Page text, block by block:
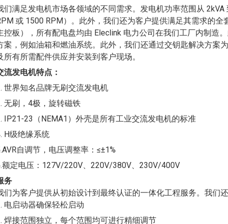
们满足发电机市场各领域的不同需求。发电机功率范围从
或 1500 RPM）。此外，我们还为客户提供满足其需求的全
控板），所有配电盘均由 Eleclink 电力公司在我们工厂内制造
案，例如油箱和燃油系统。此外，我们还通过交钥匙解决方案
所有所需配件供应并安装到客户现场。
流发电机特点：
世界知名品牌无刷交流发电机
无刷，4极，旋转磁铁
IP21-23（NEMA1）外壳是所有工业交流发电机的标准
H级绝缘系统
自调节，电压调整率：≤±1%
额定电压：127V/220V、220V/380V、230V/400V
务
们为客户提供从初始设计到最终认证的一体化工程服务。我们
电启动器确保轻松启动
焊接范围独立，每个范围均可进行精细调节